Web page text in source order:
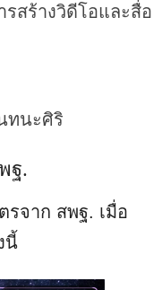
รสร้างวิดีโอและสื่อ
ทนะศิริ
ฐ.
รจาก สพฐ. เมื่อ
นี้